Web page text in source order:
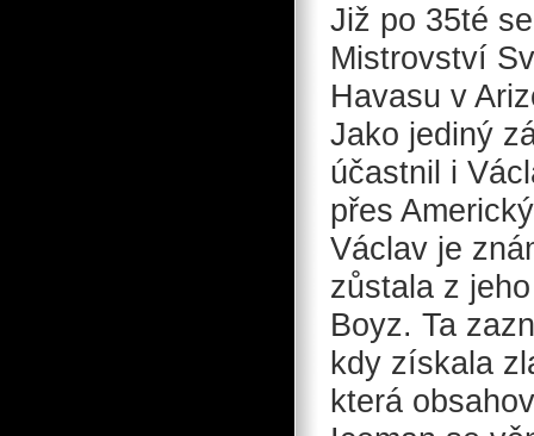
Již po 35té
Mistrovství
Havasu v
Jako jediný
účastnil i
přes
Václav je
zůstala z
Boyz. Ta
kdy získala
která